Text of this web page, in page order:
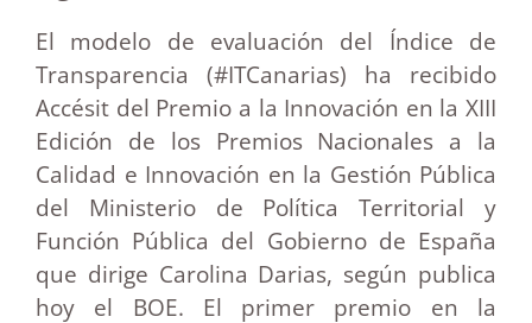
El modelo de evaluación del Índice de
Transparencia (#ITCanarias) ha recibido
Accésit del Premio a la Innovación en la XIII
Edición de los Premios Nacionales a la
Calidad e Innovación en la Gestión Pública
del Ministerio de Política Territorial y
Función Pública del Gobierno de España
que dirige Carolina Darias, según publica
hoy el BOE. El primer premio en la